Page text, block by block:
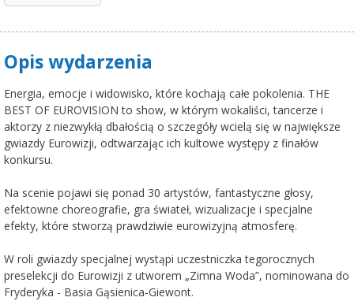
Opis wydarzenia
Energia, emocje i widowisko, które kochają całe pokolenia. THE
BEST OF EUROVISION to show, w którym wokaliści, tancerze i
aktorzy z niezwykłą dbałością o szczegóły wcielą się w największe
gwiazdy Eurowizji, odtwarzając ich kultowe występy z finałów
konkursu.
Na scenie pojawi się ponad 30 artystów, fantastyczne głosy,
efektowne choreografie, gra świateł, wizualizacje i specjalne
efekty, które stworzą prawdziwie eurowizyjną atmosferę.
W roli gwiazdy specjalnej wystąpi uczestniczka tegorocznych
preselekcji do Eurowizji z utworem „Zimna Woda”, nominowana do
Fryderyka - Basia Gąsienica‑Giewont.